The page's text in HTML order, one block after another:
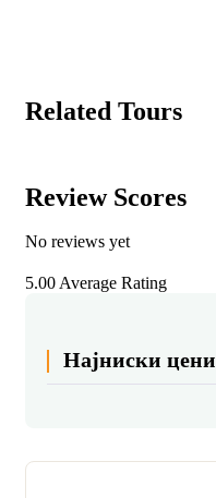
Related Tours
Review Scores
No reviews yet
5.00 Average Rating
Најниски цени